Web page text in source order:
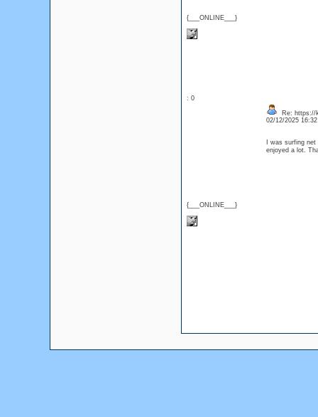
{___ONLINE___}
: 0
{___ONLINE___}
Re: https://
02/12/2025
I was surfing
enjoyed a lot.